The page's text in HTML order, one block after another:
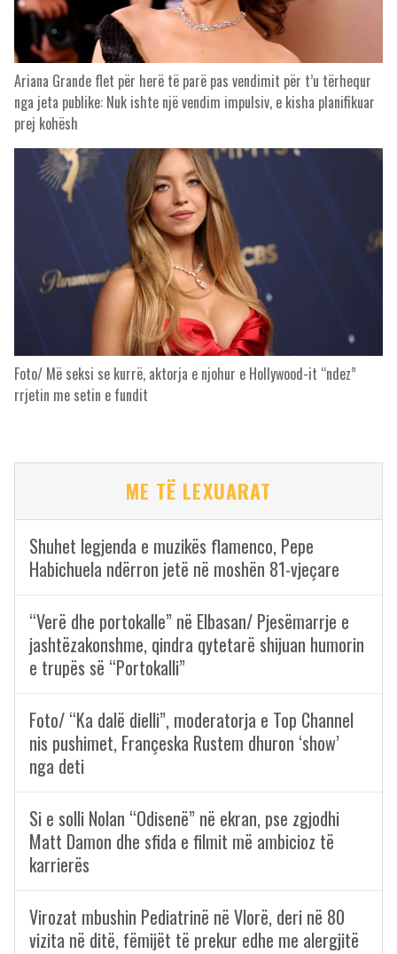
Ariana Grande flet për herë të parë pas vendimit për t’u tërhequr
nga jeta publike: Nuk ishte një vendim impulsiv, e kisha planifikuar
prej kohësh
Foto/ Më seksi se kurrë, aktorja e njohur e Hollywood-it “ndez”
rrjetin me setin e fundit
ME TË LEXUARAT
Shuhet legjenda e muzikës flamenco, Pepe
Habichuela ndërron jetë në moshën 81-vjeçare
“Verë dhe portokalle” në Elbasan/ Pjesëmarrje e
jashtëzakonshme, qindra qytetarë shijuan humorin
e trupës së “Portokalli”
Foto/ “Ka dalë dielli”, moderatorja e Top Channel
nis pushimet, Françeska Rustem dhuron ‘show’
nga deti
Si e solli Nolan “Odisenë” në ekran, pse zgjodhi
Matt Damon dhe sfida e filmit më ambicioz të
karrierës
Virozat mbushin Pediatrinë në Vlorë, deri në 80
vizita në ditë, fëmijët të prekur edhe me alergjitë